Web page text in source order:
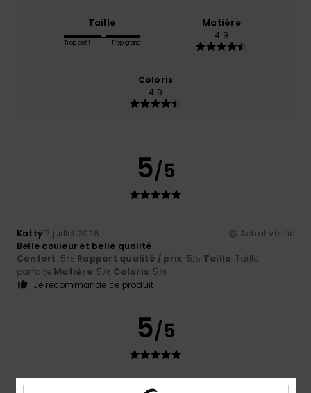
Taille
Trop petit Trop grand
Matière
4.9
Coloris
4.9
5/5
Katty17 juillet 2026
Achat vérifié
Belle couleur et belle qualité
Confort: 5/5 Rapport qualité / prix: 5/5 Taille: Taille
parfaite Matière: 5 /5 Coloris: 5 /5
Je recommande ce produit
5/5